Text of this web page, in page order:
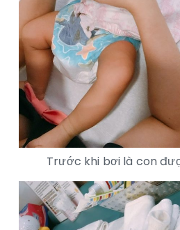
Trước khi bơi là con